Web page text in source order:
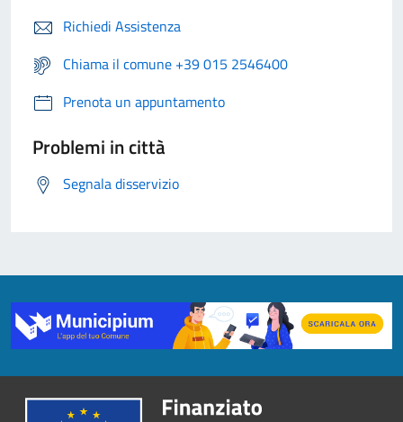
Richiedi Assistenza
Chiama il comune +39 015 2546400
Prenota un appuntamento
Problemi in città
Segnala disservizio